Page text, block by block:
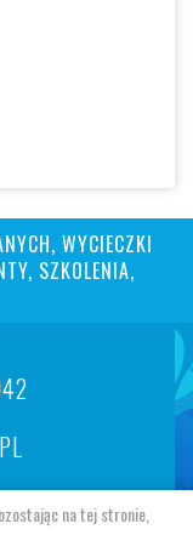
na tej stronie,
WYCIECZKI
SZKOLENIA,